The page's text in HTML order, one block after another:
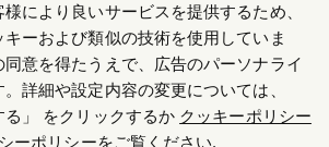
Margiela MM6
マルジェラはOTBのメンバーです
択してください
により良いサービスを提供するため、
ーおよび類似の技術を使用していま
意を得たうえで、広告のパーソナライ
詳細や設定内容の変更については、
る」 をクリックするか クッキーポリシー
ーポリシーをご覧ください.